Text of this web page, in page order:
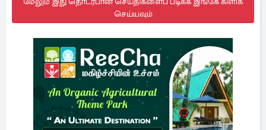
செய்யவும்